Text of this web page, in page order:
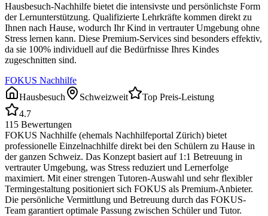
Hausbesuch-Nachhilfe bietet die intensivste und persönlichste Form
der Lernunterstützung. Qualifizierte Lehrkräfte kommen direkt zu
Ihnen nach Hause, wodurch Ihr Kind in vertrauter Umgebung ohne
Stress lernen kann. Diese Premium-Services sind besonders effektiv,
da sie 100% individuell auf die Bedürfnisse Ihres Kindes
zugeschnitten sind.
FOKUS Nachhilfe
Hausbesuch
Schweizweit
Top Preis-Leistung
4.7
115 Bewertungen
FOKUS Nachhilfe (ehemals Nachhilfeportal Zürich) bietet
professionelle Einzelnachhilfe direkt bei den Schülern zu Hause in
der ganzen Schweiz. Das Konzept basiert auf 1:1 Betreuung in
vertrauter Umgebung, was Stress reduziert und Lernerfolge
maximiert. Mit einer strengen Tutoren-Auswahl und sehr flexibler
Termingestaltung positioniert sich FOKUS als Premium-Anbieter.
Die persönliche Vermittlung und Betreuung durch das FOKUS-
Team garantiert optimale Passung zwischen Schüler und Tutor.